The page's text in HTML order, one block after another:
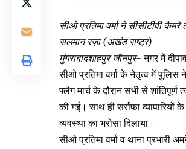
सीओ प्रतिमा वर्मा ने सीसीटीवी कैमरे
सलमान रज़ा (अखंड राष्ट्र)
मुंगराबादशाहपुर जौनपुर- नगर में
सीओ प्रतिमा वर्मा के नेतृत्व में पुलिस
फ्लैग मार्च के दौरान सभी से शांतिपूर्ण
की गई। साथ ही सर्राफा
व्यवस्था का भरोसा दिलाया।
सीओ प्रतिमा वर्मा व थाना प्रभारी